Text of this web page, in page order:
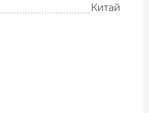
Китай